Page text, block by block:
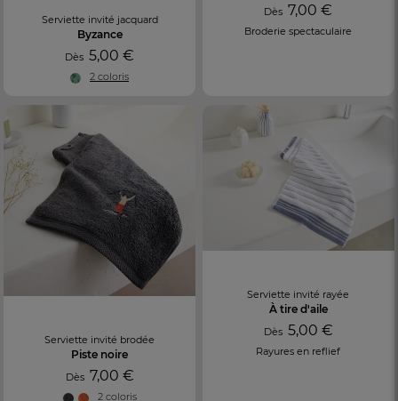
Serviette invité jacquard
Byzance
Dès5,00 €
2 coloris
Dès 7,00 €
Broderie spectaculaire
Serviette invité brodée
Piste noire
Dès 7,00 €
2 coloris
Serviette invité rayée
À tire d'aile
Dès 5,00 €
Rayures en reflief